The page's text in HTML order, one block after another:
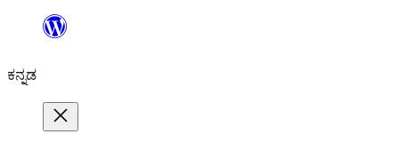
ವಿಷಯಕ್ಕೆ
ಕನ್ನಡ